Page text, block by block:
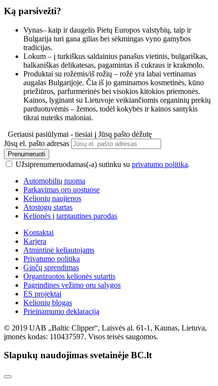
Ką parsivežti?
Vynas– kaip ir daugelis Pietų Europos valstybių, taip ir
Bulgarija turi gana gilias bei sėkmingas vyno gamybos
tradicijas.
Lokum – į turkiškus saldainius panašus vietinis, bulgariškas,
balkaniškas delikatesas, pagamintas iš cukraus ir krakmolo.
Produktai su rožėmis/iš rožių – rožė yra labai vertinamas
augalas Bulgarijoje. Čia iš jo gaminamos kosmetinės, kūno
priežiūros, parfurmerinės bei visokios kitokios priemonės.
Kainos, lyginant su Lietuvoje veikiančiomis organinių prekių
parduotuvėmis – žemos, todėl kokybės ir kainos santykis
tikrai nuteiks maloniai.
Geriausi pasiūlymai - tiesiai į Jūsų pašto dėžutę
Jūsų el. pašto adresas
Prenumeruoti
Užsiprenumeruodamas(-a) sutinku su privatumo politika.
Automobilių nuoma
Parkavimas oro uostuose
Kelionių naujienos
Atostogų startas
Kelionės į tarptautines parodas
Kontaktai
Karjera
Atmintinė keliautojams
Privatumo politika
Ginčų sprendimas
Organizuotos kelionės sutartis
Pagrindines vežimo oru salygos
ES projektai
Kelionių blogas
Prieinamumo deklaracija
© 2019 UAB „Baltic Clipper“, Laisvės al. 61-1, Kaunas, Lietuva,
įmonės kodas: 110437597. Visos teisės saugomos.
Slapukų naudojimas svetainėje BC.lt